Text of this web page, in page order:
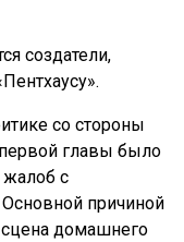
создатели,
со стороны
главы было
жалоб с
причиной
домашнего